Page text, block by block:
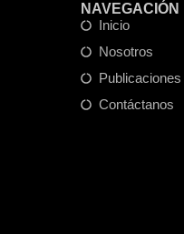
NAVEGACIÓN
Inicio
Nosotros
Publicaciones
Contáctanos